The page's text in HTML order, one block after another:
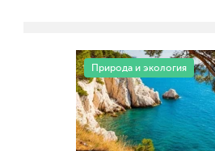
Природа и экология